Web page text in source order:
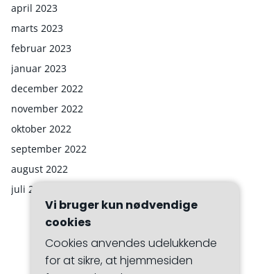
april 2023
marts 2023
februar 2023
januar 2023
december 2022
november 2022
oktober 2022
september 2022
august 2022
juli 2022
Vi bruger kun nødvendige
cookies
Cookies anvendes udelukkende
for at sikre, at hjemmesiden